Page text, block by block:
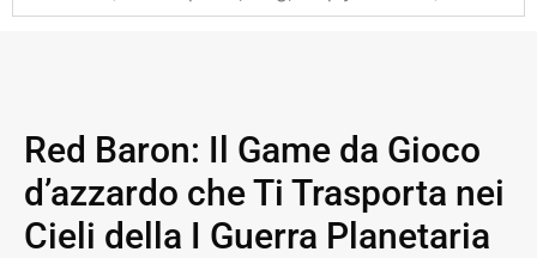
Red Baron: Il Game da Gioco
d’azzardo che Ti Trasporta nei
Cieli della I Guerra Planetaria